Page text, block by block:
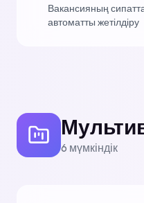
Вакансияның
автоматты жетілдіру
6 мүмкіндік